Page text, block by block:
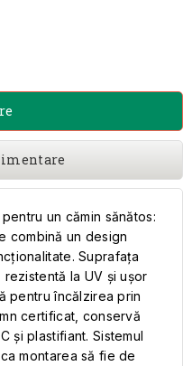
un cămin sănătos:
combină un design
Suprafața
la UV și ușor
pentru încălzirea prin
certificat, conservă
și plastifiant. Sistemul
montarea să fie de